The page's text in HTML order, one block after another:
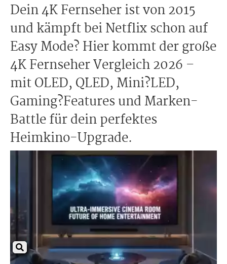
Dein 4K Fernseher ist von 2015
und kämpft bei Netflix schon auf
Easy Mode? Hier kommt der große
4K Fernseher Vergleich 2026 –
mit OLED, QLED, Mini?LED,
Gaming?Features und Marken-
Battle für dein perfektes
Heimkino-Upgrade.